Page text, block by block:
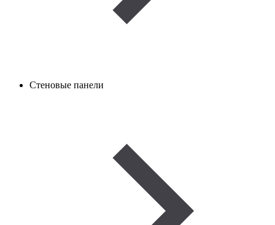
Стеновые панели